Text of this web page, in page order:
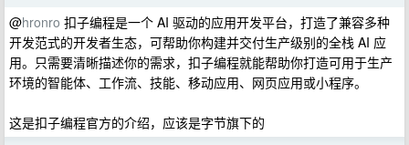
@hronro 扣子编程是一个 AI 驱动的应用开发平台，打造了兼容多种
开发范式的开发者生态，可帮助你构建并交付生产级别的全栈 AI 应
用。只需要清晰描述你的需求，扣子编程就能帮助你打造可用于生产
环境的智能体、工作流、技能、移动应用、网页应用或小程序。
这是扣子编程官方的介绍，应该是字节旗下的